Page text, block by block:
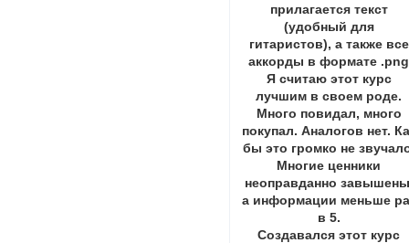
прилагается текст
(удобный для
гитаристов), а также все
аккорды в формате .png
Я считаю этот курс
лучшим в своем роде.
Много повидал, много
покупал. Аналогов нет.
бы это громко не
Многие ценники
неоправданно
а информации меньше
в 5.
Создавался этот курс